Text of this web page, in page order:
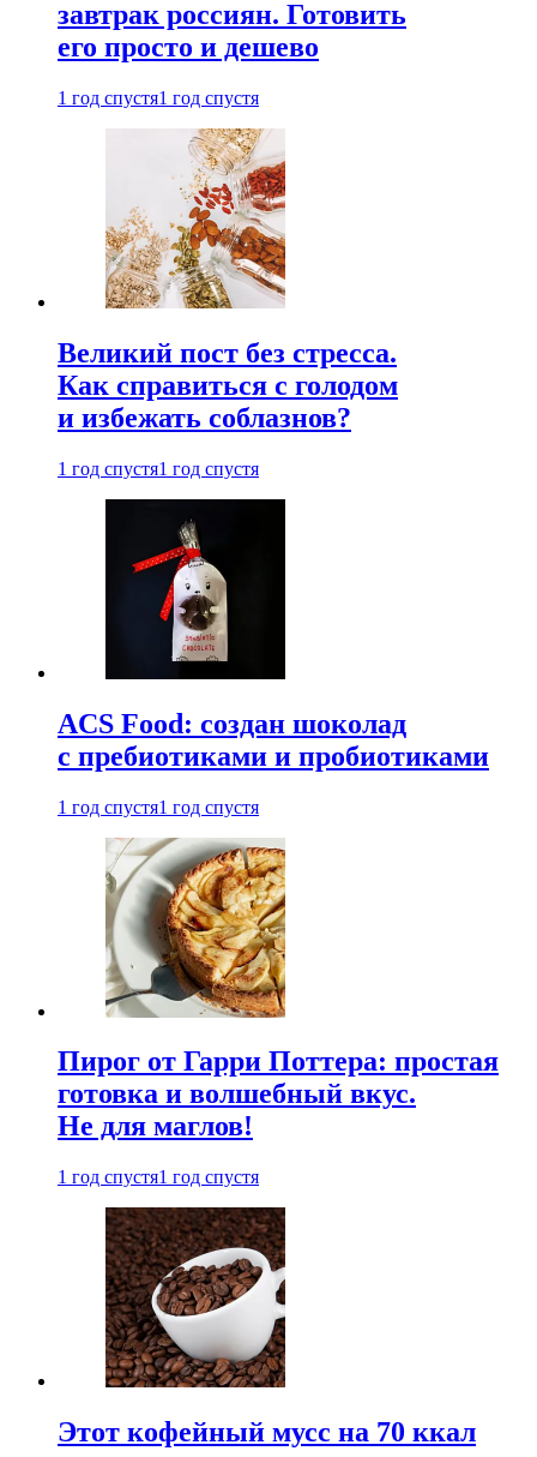
завтрак россиян. Готовить
его просто и дешево
1 год спустя1 год спустя
Великий пост без стресса.
Как справиться с голодом
и избежать соблазнов?
1 год спустя1 год спустя
ACS Food: создан шоколад
с пребиотиками и пробиотиками
1 год спустя1 год спустя
Пирог от Гарри Поттера: простая
готовка и волшебный вкус.
Не для маглов!
1 год спустя1 год спустя
Этот кофейный мусс на 70 ккал